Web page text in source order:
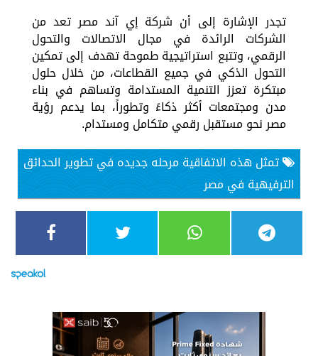
تجدر الإشارة إلى أن شركة إي آند مصر تعد من
الشركات الرائدة في مجال الاتصالات والتحول
الرقمي، وتتبع استراتيجية طموحة تهدف إلى تمكين
التحول الذكي في جميع القطاعات، من خلال حلول
مبتكرة تعزز التنمية المستدامة وتساهم في بناء
مدن ومجتمعات أكثر ذكاءً وتطوراً، بما يدعم رؤية
مصر نحو مستقبل رقمي متكامل ومستدام.
تمثل هذه الاتفاقية مرحله جديده في تطوير الحدائق
الترفيهية في مصر